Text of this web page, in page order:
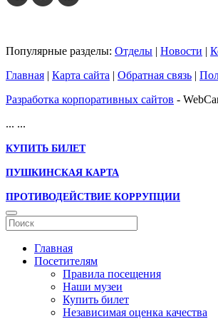
Популярные разделы: Отделы | Новости |
Главная | Карта сайта | Обратная связь |
Разработка корпоративных сайтов -
... ...
КУПИТЬ БИЛЕТ
ПУШКИНСКАЯ КАРТА
ПРОТИВОДЕЙСТВИЕ КОРРУПЦИИ
Главная
Посетителям
Правила посещения
Наши музеи
Купить билет
Независимая оценка качества